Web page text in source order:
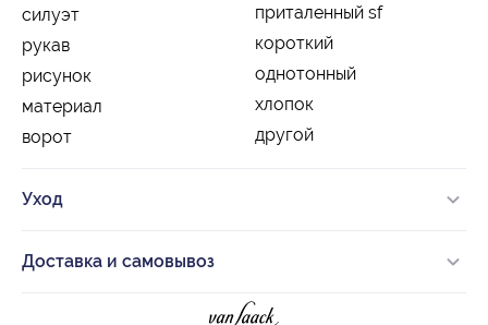
силуэт
приталенный sf
рукав
короткий
рисунок
однотонный
материал
хлопок
ворот
другой
Уход
Доставка и самовывоз